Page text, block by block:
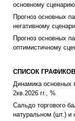
основному
Прогноз основных
негативному
Прогноз основных
оптимистичному
СПИСОК
Динамика основных
2кв.2026 гг., %
Сальдо торгового
натуральном (шт.) и